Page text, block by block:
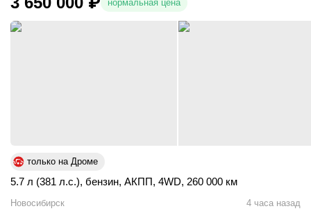
нормальная цена
только на Дроме
5.7 л (381 л.с.), бензин, АКПП, 4WD, 260 000 км
Новосибирск 4 часа назад